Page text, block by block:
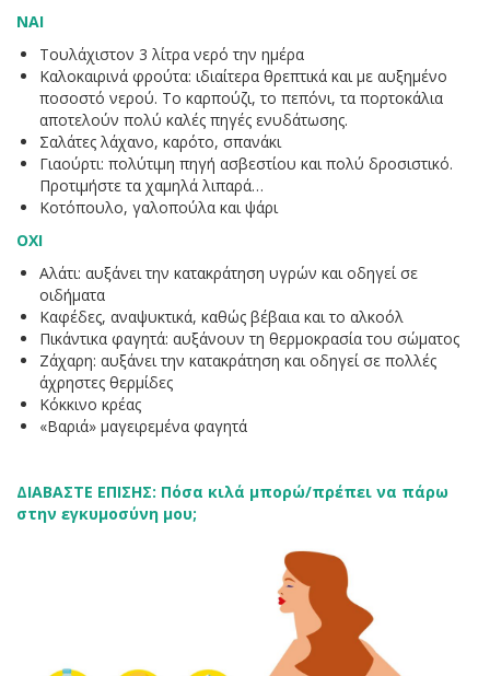
ΝΑΙ
Τουλάχιστον 3 λίτρα νερό την ημέρα
Καλοκαιρινά φρούτα: ιδιαίτερα θρεπτικά και με αυξημένο
ποσοστό νερού. Το καρπούζι, το πεπόνι, τα πορτοκάλια
αποτελούν πολύ καλές πηγές ενυδάτωσης.
Σαλάτες λάχανο, καρότο, σπανάκι
Γιαούρτι: πολύτιμη πηγή ασβεστίου και πολύ δροσιστικό.
Προτιμήστε τα χαμηλά λιπαρά…
Κοτόπουλο, γαλοπούλα και ψάρι
ΟΧΙ
Αλάτι: αυξάνει την κατακράτηση υγρών και οδηγεί σε
οιδήματα
Καφέδες, αναψυκτικά, καθώς βέβαια και το αλκοόλ
Πικάντικα φαγητά: αυξάνουν τη θερμοκρασία του σώματος
Ζάχαρη: αυξάνει την κατακράτηση και οδηγεί σε πολλές
άχρηστες θερμίδες
Κόκκινο κρέας
«Βαριά» μαγειρεμένα φαγητά
ΔΙΑΒΑΣΤΕ ΕΠΙΣΗΣ: Πόσα κιλά μπορώ/πρέπει να πάρω
στην εγκυμοσύνη μου;